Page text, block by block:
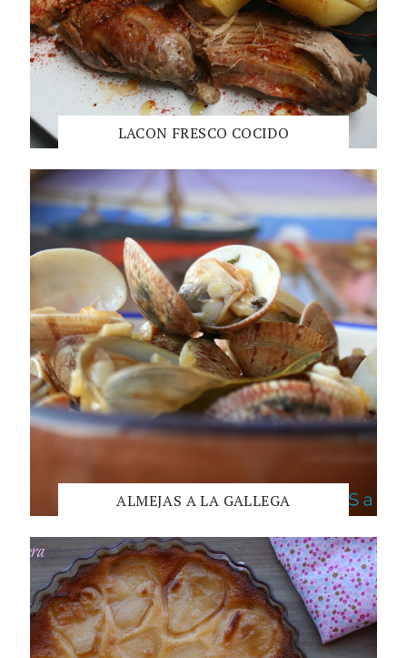
LACON FRESCO COCIDO
ALMEJAS A LA GALLEGA